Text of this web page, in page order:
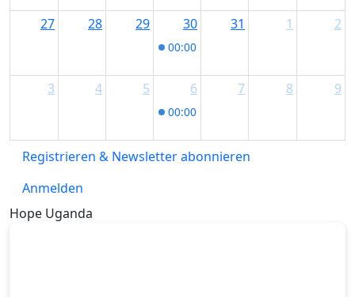
27 28 29 30
00:00
31 1 2
3 4 5 6
00:00
7 8 9
Registrieren & Newsletter abonnieren
Anmelden
Hope Uganda